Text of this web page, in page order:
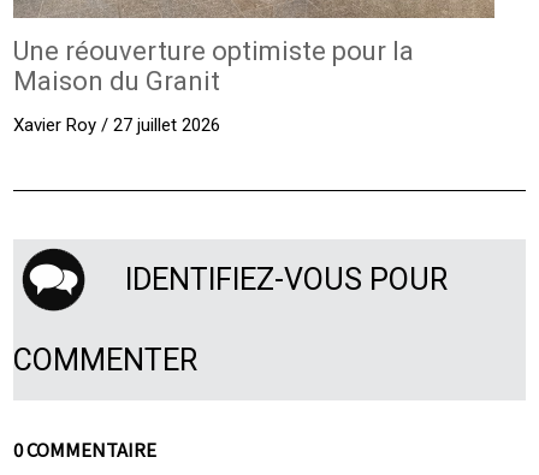
Une réouverture optimiste pour la
Maison du Granit
Xavier Roy / 27 juillet 2026
IDENTIFIEZ-VOUS POUR
COMMENTER
0 COMMENTAIRE